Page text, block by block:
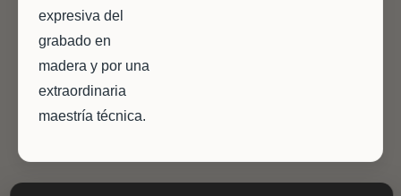
expresiva del
grabado en
madera y por una
extraordinaria
maestría técnica.